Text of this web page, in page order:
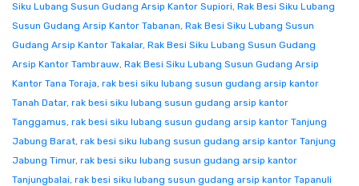
Siku Lubang Susun Gudang Arsip Kantor Supiori, Rak Besi Siku Lubang
Susun Gudang Arsip Kantor Tabanan, Rak Besi Siku Lubang Susun
Gudang Arsip Kantor Takalar, Rak Besi Siku Lubang Susun Gudang
Arsip Kantor Tambrauw, Rak Besi Siku Lubang Susun Gudang Arsip
Kantor Tana Toraja, rak besi siku lubang susun gudang arsip kantor
Tanah Datar, rak besi siku lubang susun gudang arsip kantor
Tanggamus, rak besi siku lubang susun gudang arsip kantor Tanjung
Jabung Barat, rak besi siku lubang susun gudang arsip kantor Tanjung
Jabung Timur, rak besi siku lubang susun gudang arsip kantor
Tanjungbalai, rak besi siku lubang susun gudang arsip kantor Tapanuli